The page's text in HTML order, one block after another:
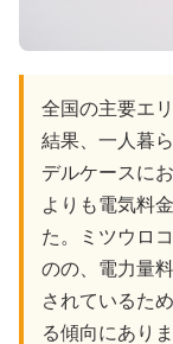
全国の主要エ
結果、一人暮
デルケースに
よりも電気料
た。ミツウロ
のの、電力量
されているた
る傾向にありま